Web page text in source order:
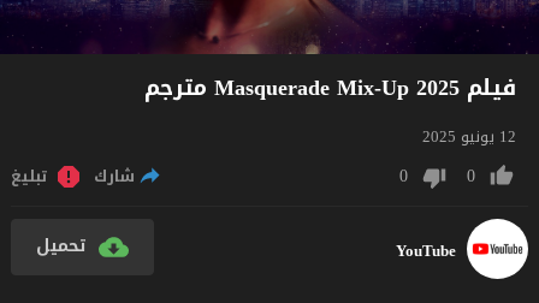
فيلم Masquerade Mix-Up 2025 مترجم
12 يونيو 2025
0
0 شارك تبليغ
YouTube تحميل